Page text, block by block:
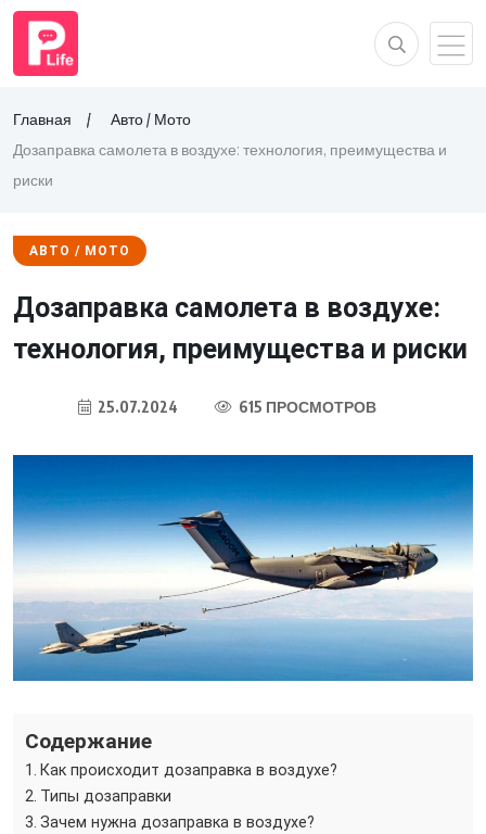
Главная
Авто / Мото
Дозаправка самолета в воздухе: технология, преимущества и
риски
АВТО / МОТО
Дозаправка самолета в воздухе:
технология, преимущества и риски
25.07.2024 615 ПРОСМОТРОВ
Содержание
Как происходит дозаправка в воздухе?
Типы дозаправки
Зачем нужна дозаправка в воздухе?